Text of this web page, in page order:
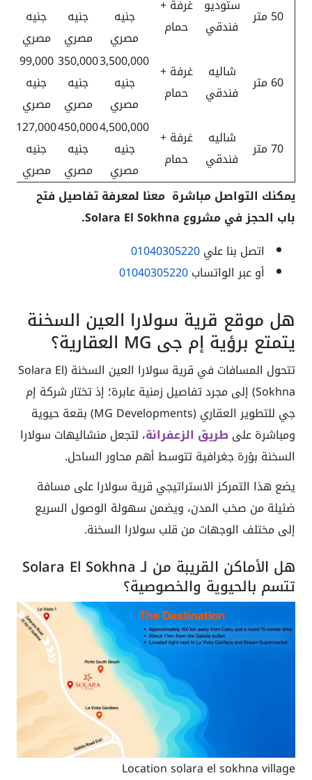
50 متر
ستوديو
فندقي
غرفة +
حمام
جنيه
مصري
جنيه
مصري
جنيه
مصري
60 متر
شاليه
فندقي
غرفة +
حمام
3,500,000
جنيه
مصري
350,000
جنيه
مصري
99,000
جنيه
مصري
70 متر
شاليه
فندقي
غرفة +
حمام
4,500,000
جنيه
مصري
450,000
جنيه
مصري
127,000
جنيه
مصري
يمكنك التواصل مباشرة معنا لمعرفة تفاصيل فتح
باب الحجز في مشروع Solara El Sokhna.
اتصل بنا علي01040305220
أو عبر الواتساب01040305220
هل موقع قرية سولارا العين السخنة
يتمتع برؤية إم جي MG العقارية؟
تتحول المسافات في قرية سولارا العين السخنة (Solara El
Sokhna) إلى مجرد تفاصيل زمنية عابرة؛ إذ تختار شركة إم
جي للتطوير العقاري (MG Developments) بقعة حيوية
ومباشرة على طريق الزعفرانة، لتجعل منشاليهات سولارا
السخنة بؤرة جغرافية تتوسط أهم محاور الساحل.
يضع هذا التمركز الاستراتيجي قرية سولارا على مسافة
ضئيلة من صخب المدن، ويضمن سهولة الوصول السريع
إلى مختلف الوجهات من قلب سولارا السخنة.
هل الأماكن القريبة من لـ Solara El Sokhna
تتسم بالحيوية والخصوصية؟
Location solara el sokhna village